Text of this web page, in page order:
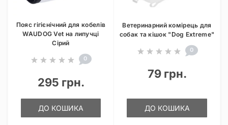
Пояс гігієнічний для кобелів
WAUDOG Vet на липучці
Сірий
0
295 грн.
ДО КОШИКА
Ветеринарний комірець для
собак та кішок "Dog Extreme"
0
79 грн.
ДО КОШИКА